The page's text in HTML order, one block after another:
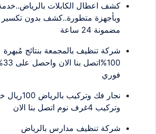
كشف اعطال الكابلات بالرياض..خدمة 24/7
وبأجهزة متطورة..كشف بدون تكسير وصيانة
شركة تنظيف بالمجمعة بنتائج مُبهرة
100%اتصل بنا الان واحصل على 33% خصم
نجار فك وتركيب بالرياض 100ريال خصم لفك
شركة تنظيف مدارس بالرياض